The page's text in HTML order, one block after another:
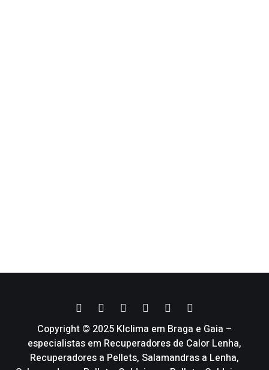
Copyright © 2025 Klclima em Braga e Gaia –
especialistas em Recuperadores de Calor Lenha,
Recuperadores a Pellets, Salamandras a Lenha,